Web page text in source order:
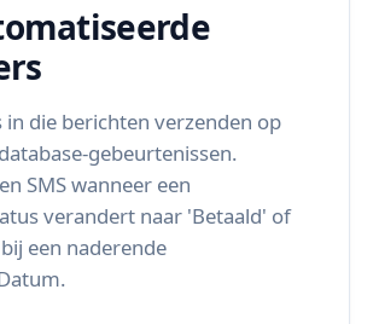
in die berichten verzenden op
gebeurtenissen.
SMS wanneer een
verandert naar 'Betaald' of
een naderende